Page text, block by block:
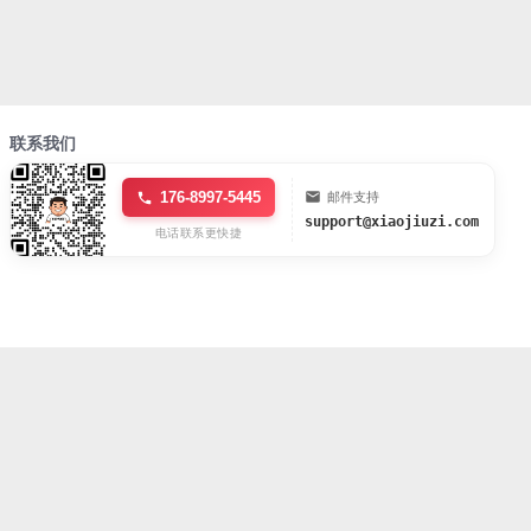
联系我们
176-8997-5445
电话联系更快捷
邮件支持
support@xiaojiuzi.com